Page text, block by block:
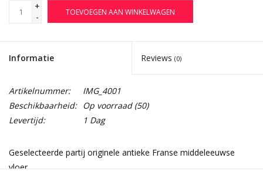
+
-
TOEVOEGEN AAN WINKELWAGEN
Informatie Reviews (0)
Artikelnummer:
IMG_4001
Beschikbaarheid: Op voorraad(50)
Levertijd:
1 Dag
Geselecteerde partij originele antieke Franse middeleeuwse
vloer.